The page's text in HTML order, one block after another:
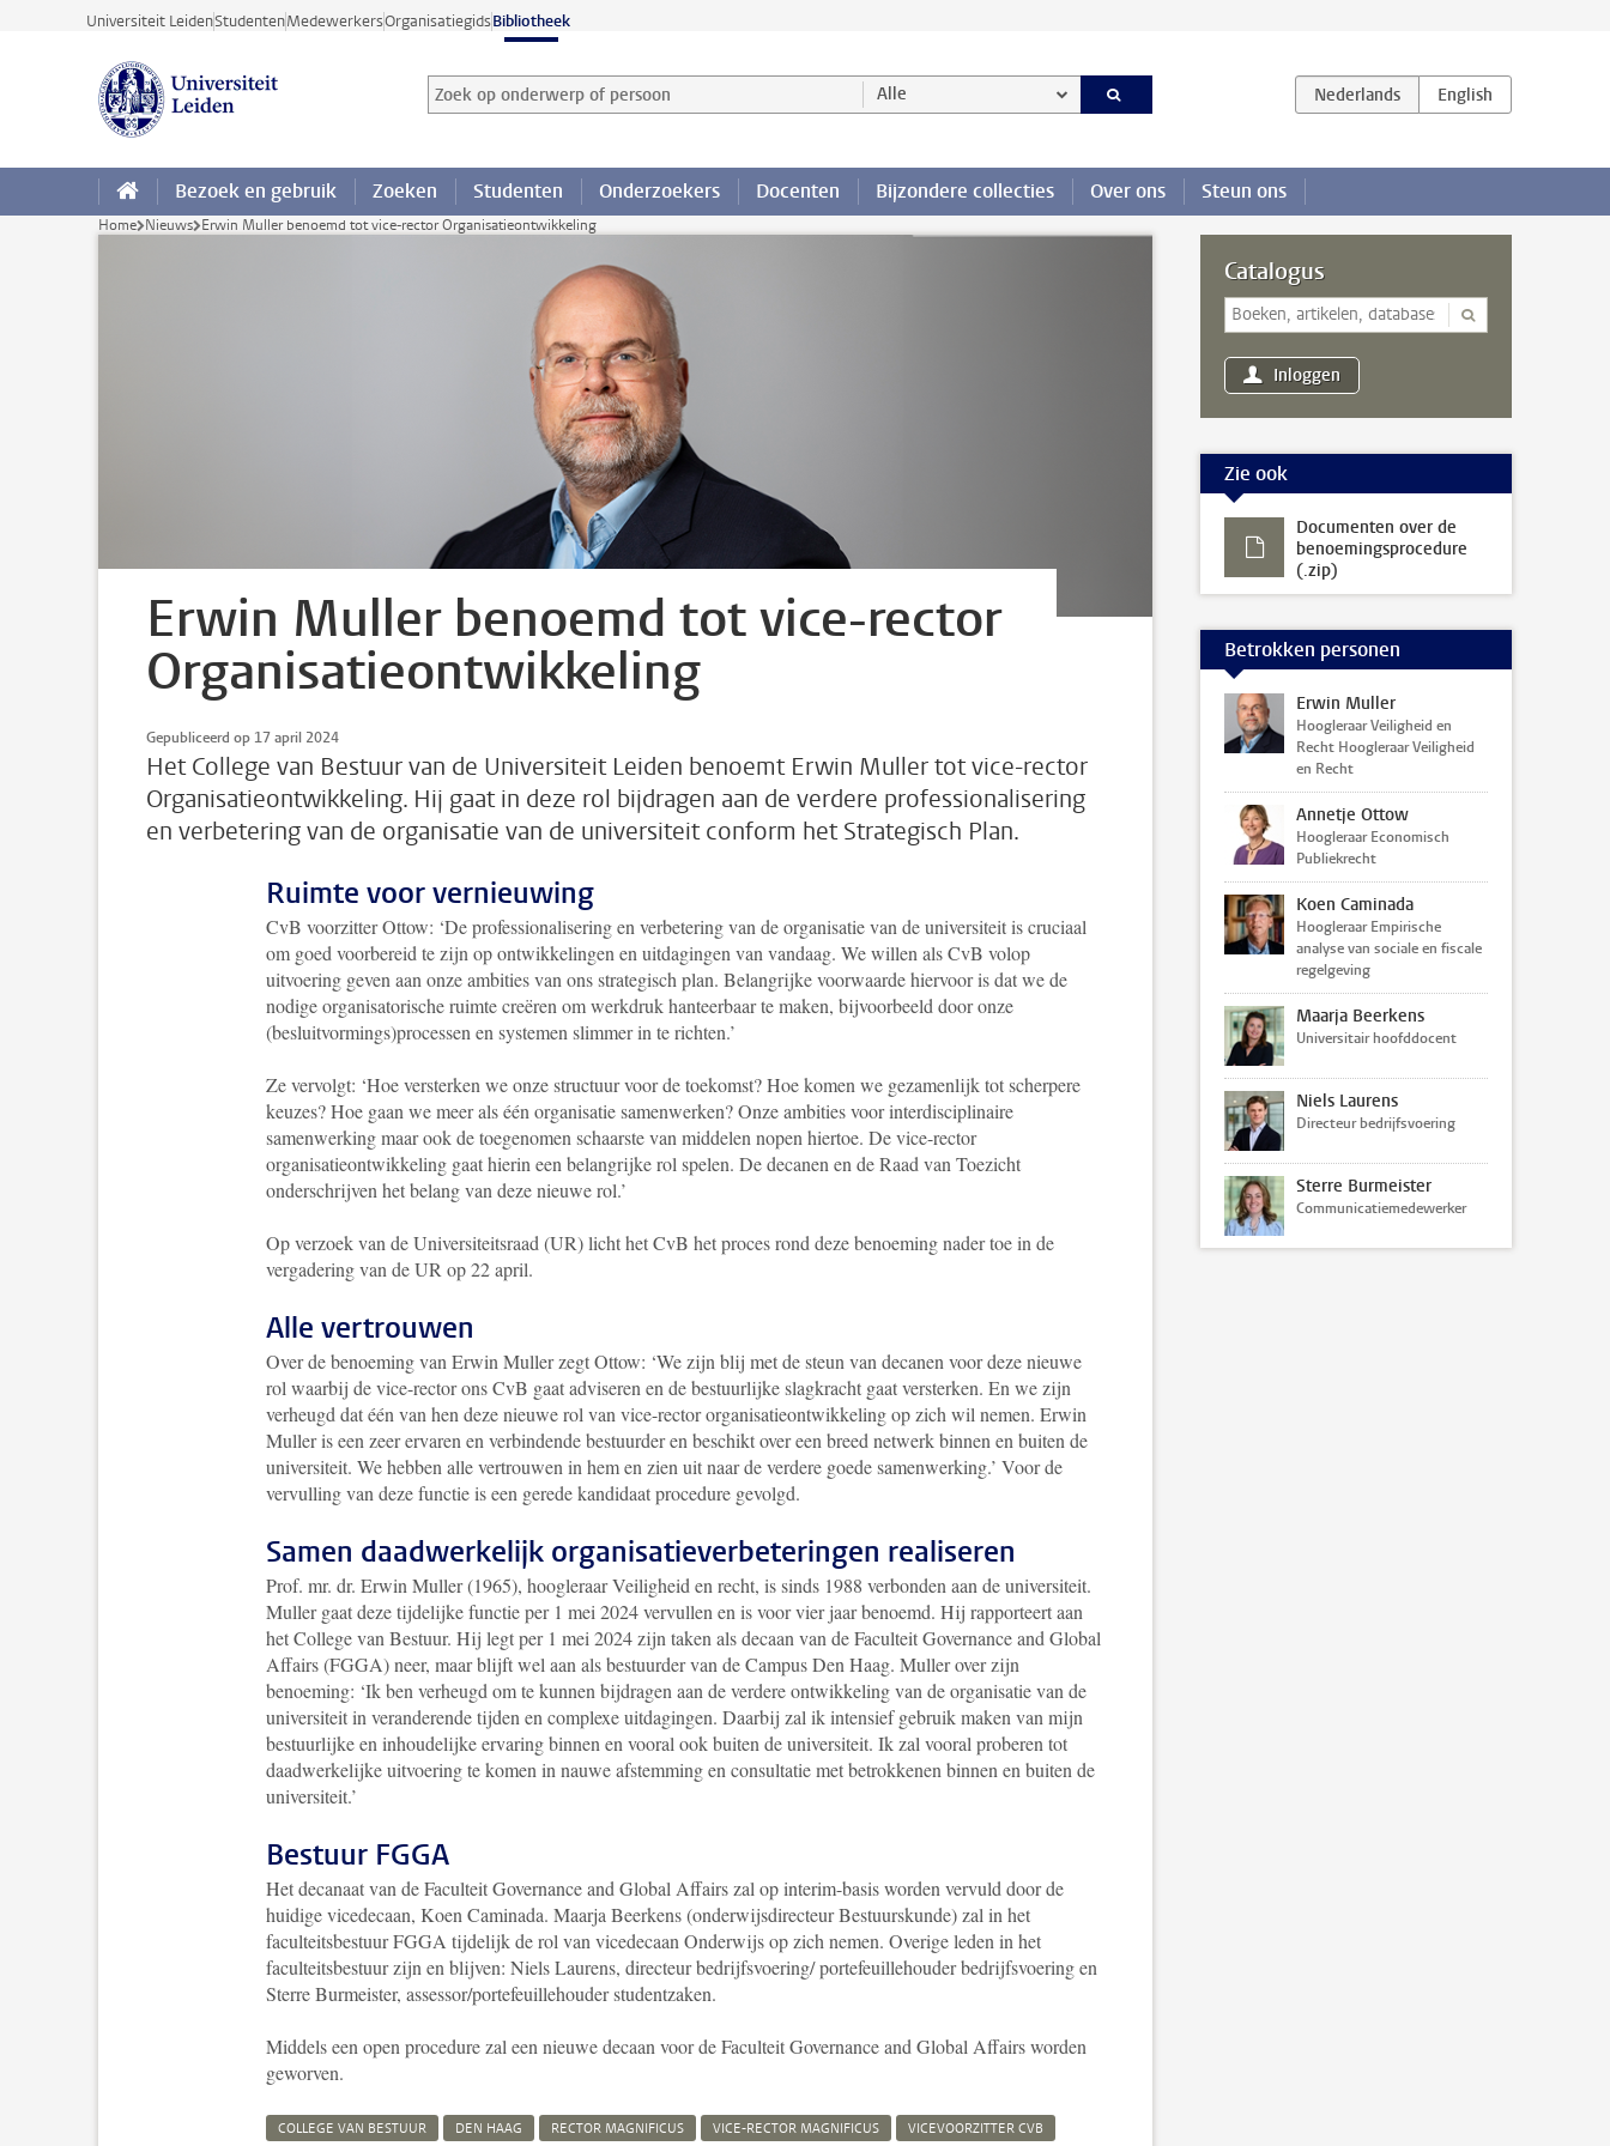
Ga direct naar de inhoud
Universiteit LeidenStudentenMedewerkersOrganisatiegidsBibliotheek
Zoek op onderwerp of persoon en selecteer categorie
Zoekterm Alle
Bezoek en gebruik Zoeken Studenten Onderzoekers Docenten Bijzondere collecties Over ons Steun ons
Home Nieuws Erwin Muller benoemd tot vice-rector Organisatieontwikkeling
Erwin Muller benoemd tot vice-rector
Organisatieontwikkeling
Gepubliceerd op 17 april 2024
Het College van Bestuur van de Universiteit Leiden benoemt Erwin Muller tot vice-rector
Organisatieontwikkeling. Hij gaat in deze rol bijdragen aan de verdere professionalisering
en verbetering van de organisatie van de universiteit conform het Strategisch Plan.
Ruimte voor vernieuwing
CvB voorzitter Ottow: ‘De professionalisering en verbetering van de organisatie van de universiteit is cruciaal
om goed voorbereid te zijn op ontwikkelingen en uitdagingen van vandaag. We willen als CvB volop
uitvoering geven aan onze ambities van ons strategisch plan. Belangrijke voorwaarde hiervoor is dat we de
nodige organisatorische ruimte creëren om werkdruk hanteerbaar te maken, bijvoorbeeld door onze
(besluitvormings)processen en systemen slimmer in te richten.’
Ze vervolgt: ‘Hoe versterken we onze structuur voor de toekomst? Hoe komen we gezamenlijk tot scherpere
keuzes? Hoe gaan we meer als één organisatie samenwerken? Onze ambities voor interdisciplinaire
samenwerking maar ook de toegenomen schaarste van middelen nopen hiertoe. De vice-rector
organisatieontwikkeling gaat hierin een belangrijke rol spelen. De decanen en de Raad van Toezicht
onderschrijven het belang van deze nieuwe rol.’
Op verzoek van de Universiteitsraad (UR) licht het CvB het proces rond deze benoeming nader toe in de
vergadering van de UR op 22 april.
Alle vertrouwen
Over de benoeming van Erwin Muller zegt Ottow: ‘We zijn blij met de steun van decanen voor deze nieuwe
rol waarbij de vice-rector ons CvB gaat adviseren en de bestuurlijke slagkracht gaat versterken. En we zijn
verheugd dat één van hen deze nieuwe rol van vice-rector organisatieontwikkeling op zich wil nemen. Erwin
Muller is een zeer ervaren en verbindende bestuurder en beschikt over een breed netwerk binnen en buiten de
universiteit. We hebben alle vertrouwen in hem en zien uit naar de verdere goede samenwerking.’ Voor de
vervulling van deze functie is een gerede kandidaat procedure gevolgd.
Samen daadwerkelijk organisatieverbeteringen realiseren
Prof. mr. dr. Erwin Muller (1965), hoogleraar Veiligheid en recht, is sinds 1988 verbonden aan de universiteit.
Muller gaat deze tijdelijke functie per 1 mei 2024 vervullen en is voor vier jaar benoemd. Hij rapporteert aan
het College van Bestuur. Hij legt per 1 mei 2024 zijn taken als decaan van de Faculteit Governance and Global
Affairs (FGGA) neer, maar blijft wel aan als bestuurder van de Campus Den Haag. Muller over zijn
benoeming: ‘Ik ben verheugd om te kunnen bijdragen aan de verdere ontwikkeling van de organisatie van de
universiteit in veranderende tijden en complexe uitdagingen. Daarbij zal ik intensief gebruik maken van mijn
bestuurlijke en inhoudelijke ervaring binnen en vooral ook buiten de universiteit. Ik zal vooral proberen tot
daadwerkelijke uitvoering te komen in nauwe afstemming en consultatie met betrokkenen binnen en buiten de
universiteit.’
Bestuur FGGA
Het decanaat van de Faculteit Governance and Global Affairs zal op interim-basis worden vervuld door de
huidige vicedecaan, Koen Caminada. Maarja Beerkens (onderwijsdirecteur Bestuurskunde) zal in het
faculteitsbestuur FGGA tijdelijk de rol van vicedecaan Onderwijs op zich nemen. Overige leden in het
faculteitsbestuur zijn en blijven: Niels Laurens, directeur bedrijfsvoering/ portefeuillehouder bedrijfsvoering en
Sterre Burmeister, assessor/portefeuillehouder studentzaken.
Middels een open procedure zal een nieuwe decaan voor de Faculteit Governance and Global Affairs worden
geworven.
COLLEGE VAN BESTUUR DEN HAAG RECTOR MAGNIFICUS VICE-RECTOR MAGNIFICUS VICEVOORZITTER CVB
Catalogus
Inloggen
Zie ook
Documenten over de
benoemingsprocedure
(.zip)
Betrokken personen
Erwin Muller
Hoogleraar Veiligheid en
Recht Hoogleraar Veiligheid
en Recht
Annetje Ottow
Hoogleraar Economisch
Publiekrecht
Koen Caminada
Hoogleraar Empirische
analyse van sociale en fiscale
regelgeving
Maarja Beerkens
Universitair hoofddocent
Niels Laurens
Directeur bedrijfsvoering
Sterre Burmeister
Communicatiemedewerker